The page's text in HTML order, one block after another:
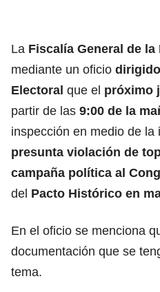
La Fiscalía General de la
mediante un oficio
Electoral que el próximo
partir de las 9:00 de la
inspección en medio de la
presunta violación de
campaña política al
del Pacto Histórico en
En el oficio se menciona
documentación que se
tema.